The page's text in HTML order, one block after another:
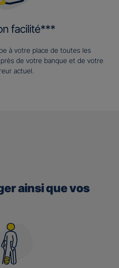
facilité***
à votre place de toutes les
de votre banque et de votre
actuel.
ainsi que vos